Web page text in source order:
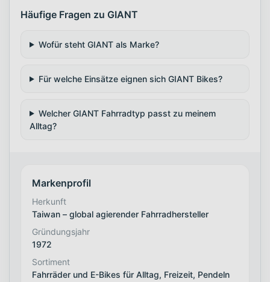
Häufige Fragen zu GIANT
Wofür steht GIANT als Marke?
Für welche Einsätze eignen sich GIANT Bikes?
Welcher GIANT Fahrradtyp passt zu meinem
Alltag?
Markenprofil
Herkunft
Taiwan – global agierender Fahrradhersteller
Gründungsjahr
1972
Sortiment
Fahrräder und E-Bikes für Alltag, Freizeit, Pendeln